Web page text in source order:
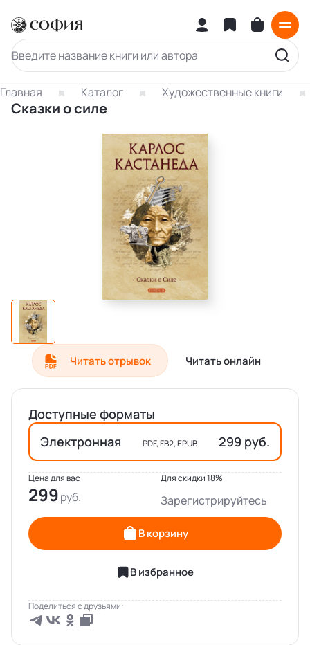
Главная Каталог Художественные книги
Сказки о силе
Читать отрывок Читать онлайн
Доступные форматы
Электронная
PDF, FB2, EPUB 299 руб.
Цена для вас
299
Для скидки 18%
Зарегистрируйтесь
В корзину
В избранное
Поделиться с друзьями: